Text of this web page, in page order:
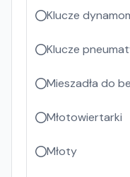
Klucze
Klucze
Mieszadła do
Młotowiertarki
Młoty